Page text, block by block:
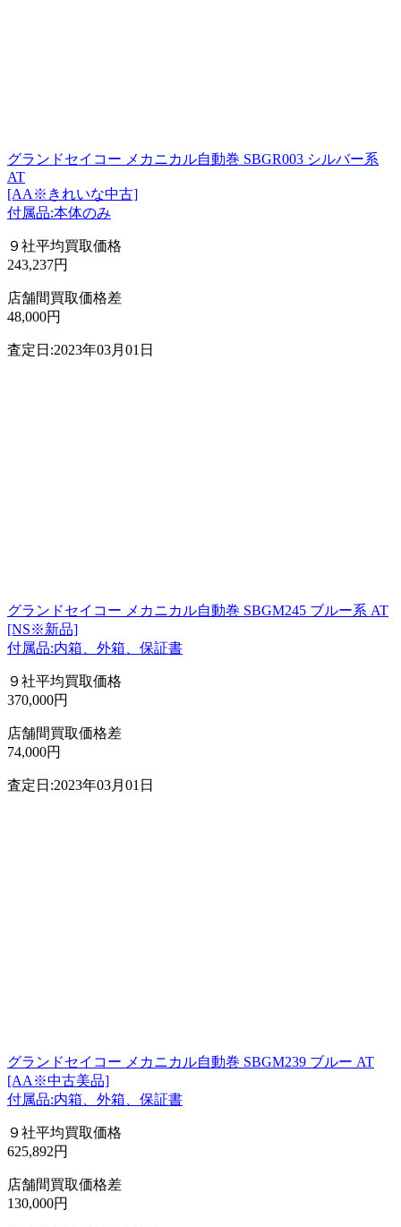
グランドセイコー メカニカル自動巻 SBGR003 シルバー系
AT
[AA※きれいな中古]
付属品:本体のみ
９社平均買取価格
243,237円
店舗間買取価格差
48,000円
査定日:2023年03月01日
グランドセイコー メカニカル自動巻 SBGM245 ブルー系 AT
[NS※新品]
付属品:内箱、外箱、保証書
９社平均買取価格
370,000円
店舗間買取価格差
74,000円
査定日:2023年03月01日
グランドセイコー メカニカル自動巻 SBGM239 ブルー AT
[AA※中古美品]
付属品:内箱、外箱、保証書
９社平均買取価格
625,892円
店舗間買取価格差
130,000円